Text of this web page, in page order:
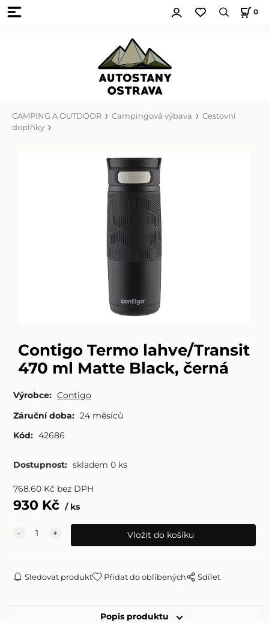
0
CAMPING A OUTDOOR Campingová výbava
Cestovní
doplňky
Contigo Termo lahve/Transit
470 ml Matte Black, černá
Výrobce: Contigo
Záruční doba: 24 měsíců
Kód: 42686
Dostupnost: skladem 0 ks
768.60Kč bez DPH
930 Kč ks
Sledovat produkt Přidat do oblíbených Sdílet
Popis produktu